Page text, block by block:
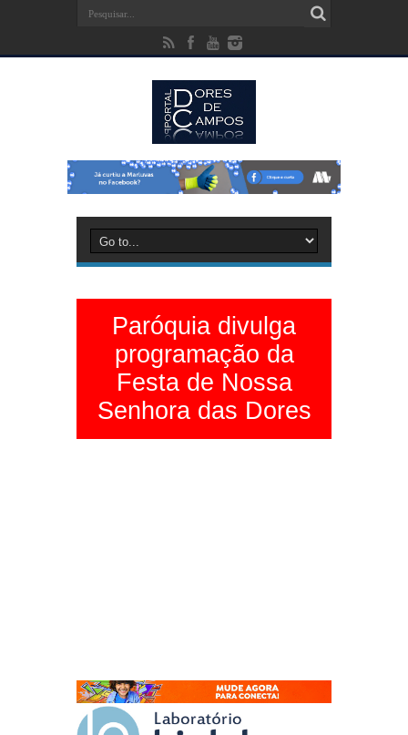
Paróquia divulga
programação da
Festa de Nossa
Senhora das Dores